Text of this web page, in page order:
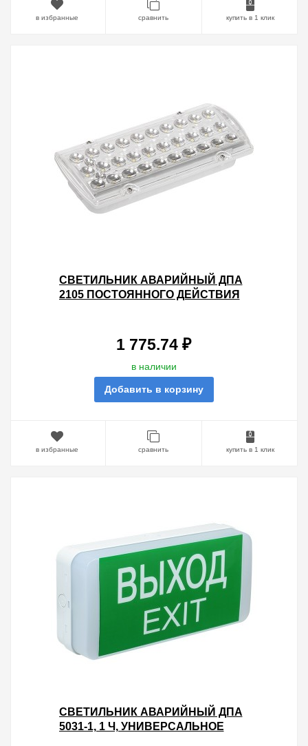
в избранные сравнить купить в 1 клик
СВЕТИЛЬНИК АВАРИЙНЫЙ ДПА
2105 ПОСТОЯННОГО ДЕЙСТВИЯ
1 775.74 ₽
в наличии
Добавить в корзину
в избранные сравнить купить в 1 клик
СВЕТИЛЬНИК АВАРИЙНЫЙ ДПА
5031-1, 1 Ч, УНИВЕРСАЛЬНОЕ